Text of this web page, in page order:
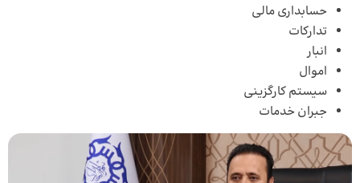
حسابداری مالی
تدارکات
انبار
اموال
سیستم کارگزینی
جبران خدمات